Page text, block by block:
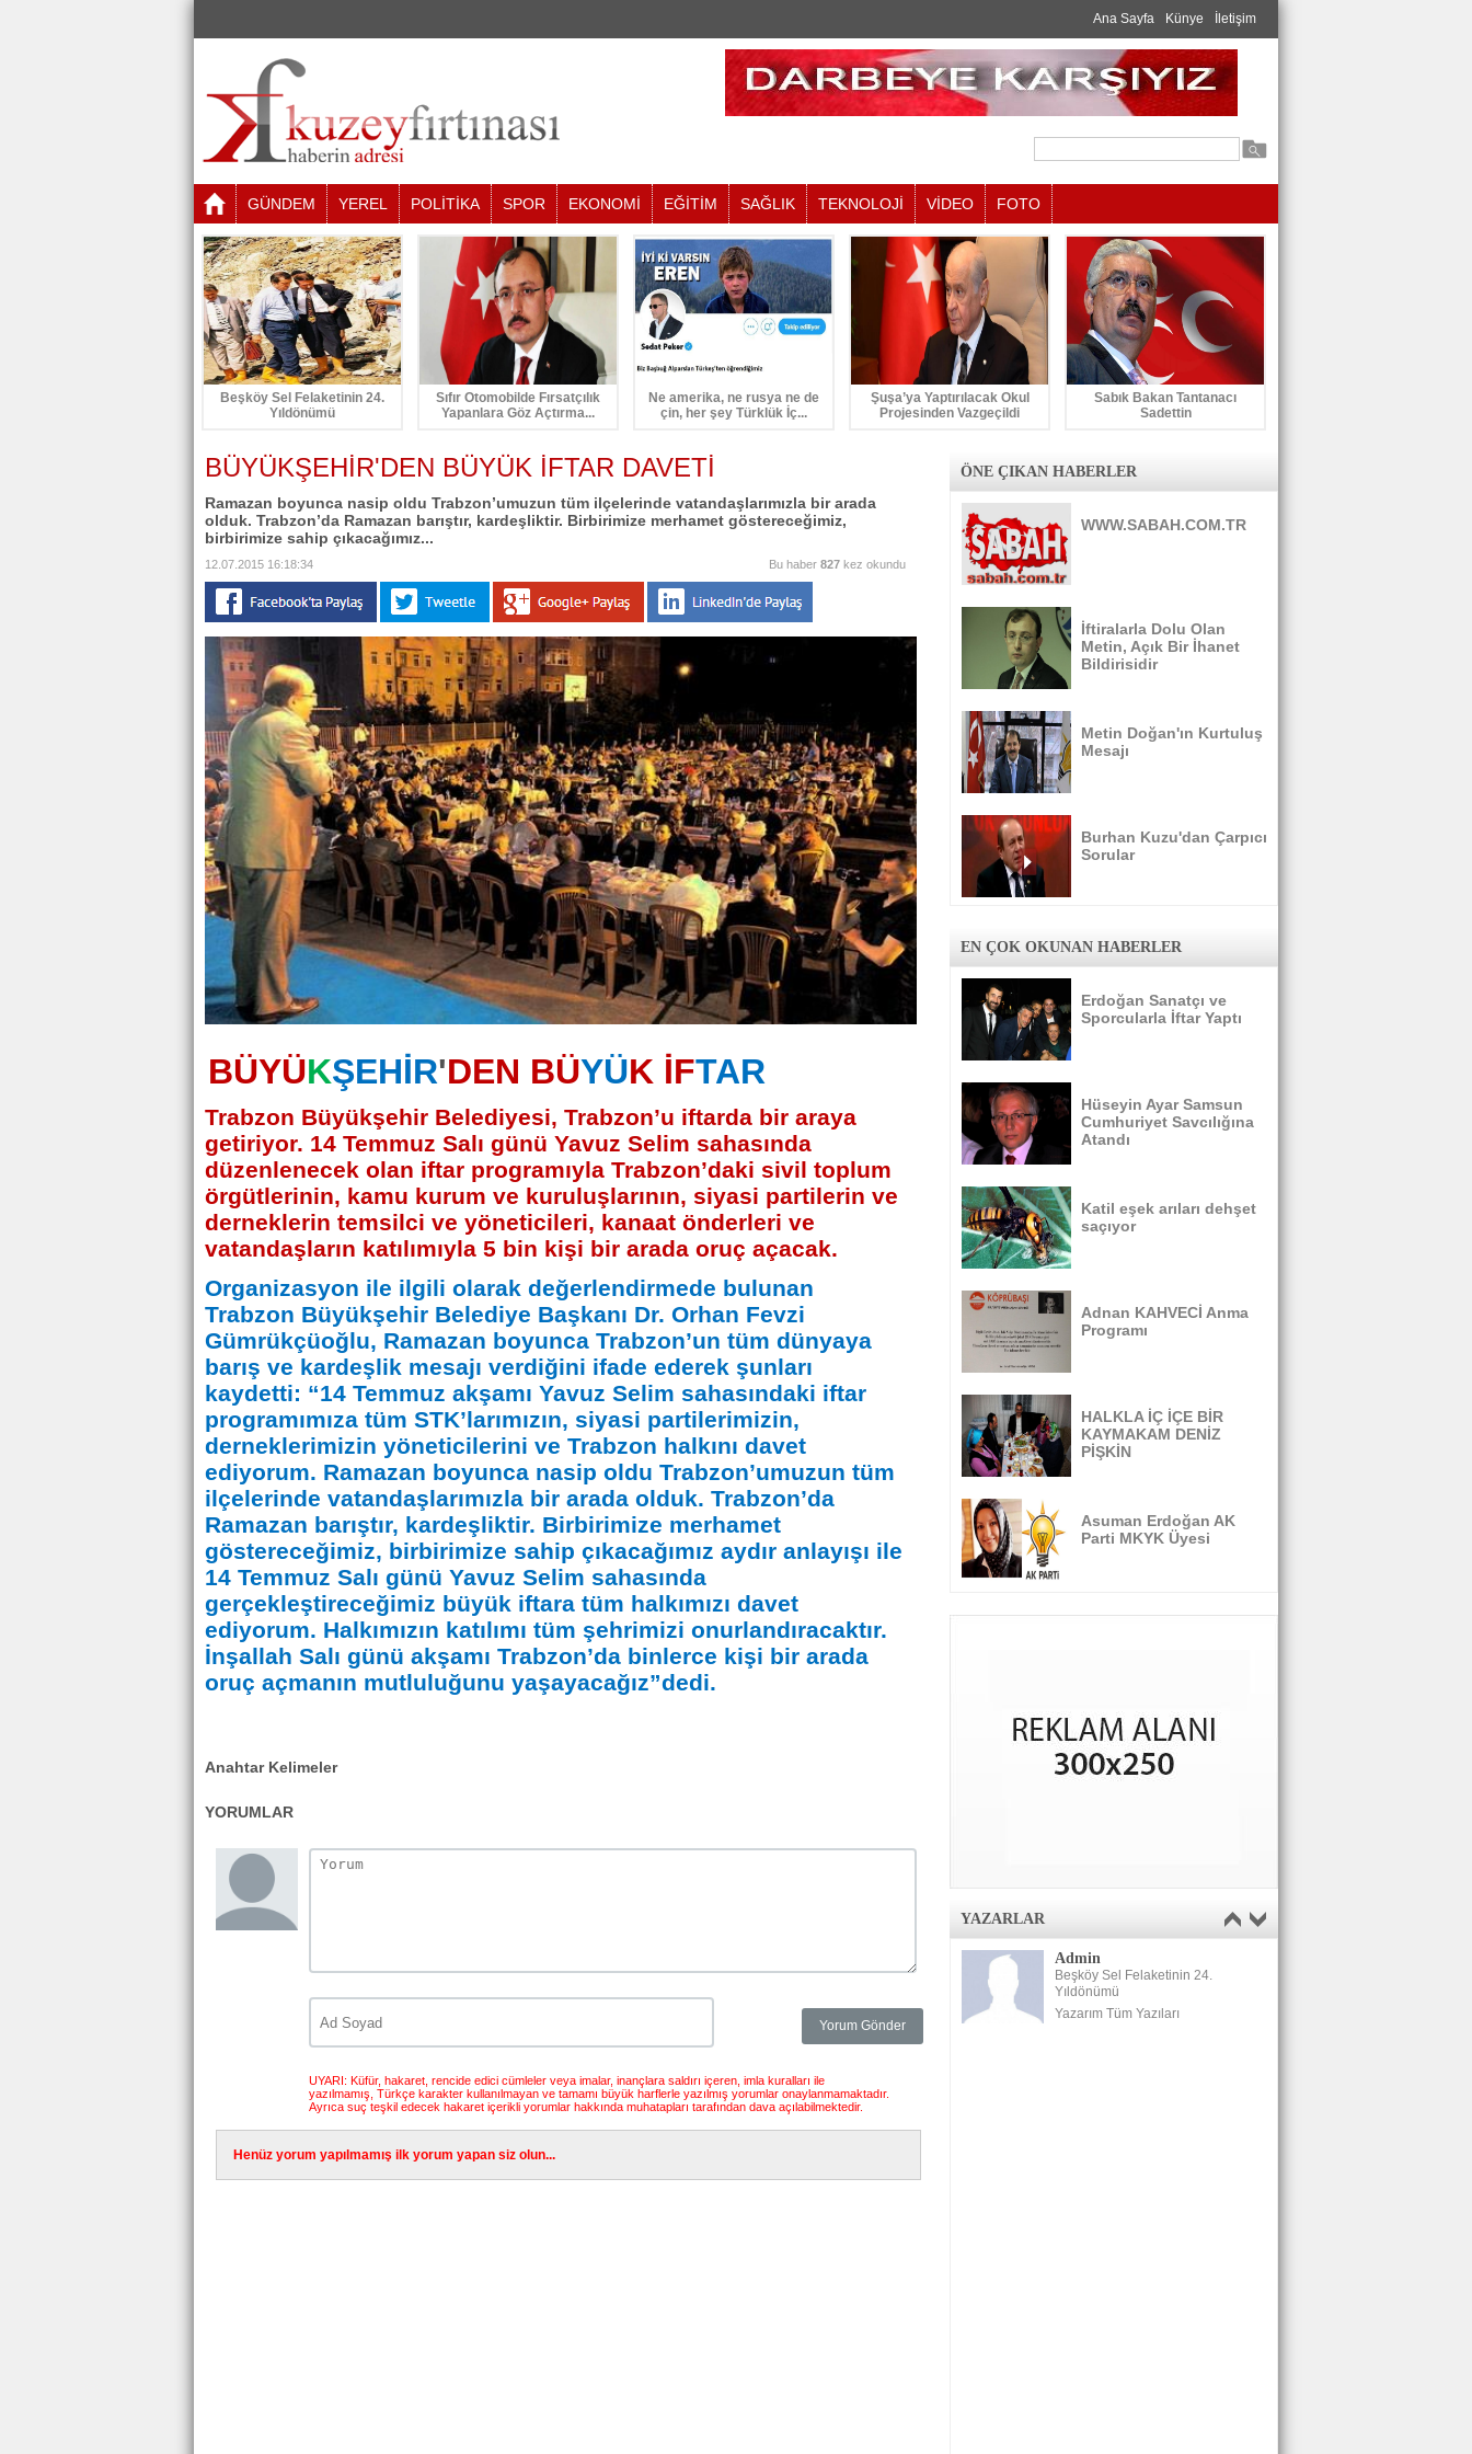
Ana Sayfa Künye İletişim
GÜNDEM YEREL POLİTİKA SPOR EKONOMİ EĞİTİM SAĞLIK TEKNOLOJİ VİDEO FOTO
Beşköy Sel Felaketinin 24.
Yıldönümü
Sıfır Otomobilde Fırsatçılık
Yapanlara Göz Açtırma...
Ne amerika, ne rusya ne de
çin, her şey Türklük İç...
Şuşa’ya Yaptırılacak Okul
Projesinden Vazgeçildi
Sabık Bakan Tantanacı
Sadettin
BÜYÜKŞEHİR'DEN BÜYÜK İFTAR DAVETİ
Ramazan boyunca nasip oldu Trabzon’umuzun tüm ilçelerinde vatandaşlarımızla bir arada
olduk. Trabzon’da Ramazan barıştır, kardeşliktir. Birbirimize merhamet göstereceğimiz,
birbirimize sahip çıkacağımız...
12.07.2015 16:18:34 Bu haber 827 kez okundu
BÜYÜKŞEHİR'DEN BÜYÜK İFTAR
Trabzon Büyükşehir Belediyesi, Trabzon’u iftarda bir araya
getiriyor. 14 Temmuz Salı günü Yavuz Selim sahasında
düzenlenecek olan iftar programıyla Trabzon’daki sivil toplum
örgütlerinin, kamu kurum ve kuruluşlarının, siyasi partilerin ve
derneklerin temsilci ve yöneticileri, kanaat önderleri ve
vatandaşların katılımıyla 5 bin kişi bir arada oruç açacak.
Organizasyon ile ilgili olarak değerlendirmede bulunan
Trabzon Büyükşehir Belediye Başkanı Dr. Orhan Fevzi
Gümrükçüoğlu, Ramazan boyunca Trabzon’un tüm dünyaya
barış ve kardeşlik mesajı verdiğini ifade ederek şunları
kaydetti: “14 Temmuz akşamı Yavuz Selim sahasındaki iftar
programımıza tüm STK’larımızın, siyasi partilerimizin,
derneklerimizin yöneticilerini ve Trabzon halkını davet
ediyorum. Ramazan boyunca nasip oldu Trabzon’umuzun tüm
ilçelerinde vatandaşlarımızla bir arada olduk. Trabzon’da
Ramazan barıştır, kardeşliktir. Birbirimize merhamet
göstereceğimiz, birbirimize sahip çıkacağımız aydır anlayışı ile
14 Temmuz Salı günü Yavuz Selim sahasında
gerçekleştireceğimiz büyük iftara tüm halkımızı davet
ediyorum. Halkımızın katılımı tüm şehrimizi onurlandıracaktır.
İnşallah Salı günü akşamı Trabzon’da binlerce kişi bir arada
oruç açmanın mutluluğunu yaşayacağız”dedi.
Anahtar Kelimeler
YORUMLAR
UYARI: Küfür, hakaret, rencide edici cümleler veya imalar, inançlara saldırı içeren, imla kuralları ile
yazılmamış, Türkçe karakter kullanılmayan ve tamamı büyük harflerle yazılmış yorumlar onaylanmamaktadır.
Ayrıca suç teşkil edecek hakaret içerikli yorumlar hakkında muhatapları tarafından dava açılabilmektedir.
Henüz yorum yapılmamış ilk yorum yapan siz olun...
ÖNE ÇIKAN HABERLER
WWW.SABAH.COM.TR
İftiralarla Dolu Olan
Metin, Açık Bir İhanet
Bildirisidir
Metin Doğan'ın Kurtuluş
Mesajı
Burhan Kuzu'dan Çarpıcı
Sorular
EN ÇOK OKUNAN HABERLER
Erdoğan Sanatçı ve
Sporcularla İftar Yaptı
Hüseyin Ayar Samsun
Cumhuriyet Savcılığına
Atandı
Katil eşek arıları dehşet
saçıyor
Adnan KAHVECİ Anma
Programı
HALKLA İÇ İÇE BİR
KAYMAKAM DENİZ
PİŞKİN
Asuman Erdoğan AK
Parti MKYK Üyesi
YAZARLAR
Admin
Beşköy Sel Felaketinin 24.
Yıldönümü
Yazarım Tüm Yazıları